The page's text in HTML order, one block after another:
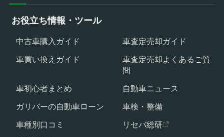
お役立ち情報・ツール
中古車購入ガイド
車査定売却ガイド
車買い換えガイド
車査定売却よくあるご質
問
車初心者まとめ
自動車ニュース
ガリバーの自動車ローン
車検・整備
車種別口コミ
リセバ総研